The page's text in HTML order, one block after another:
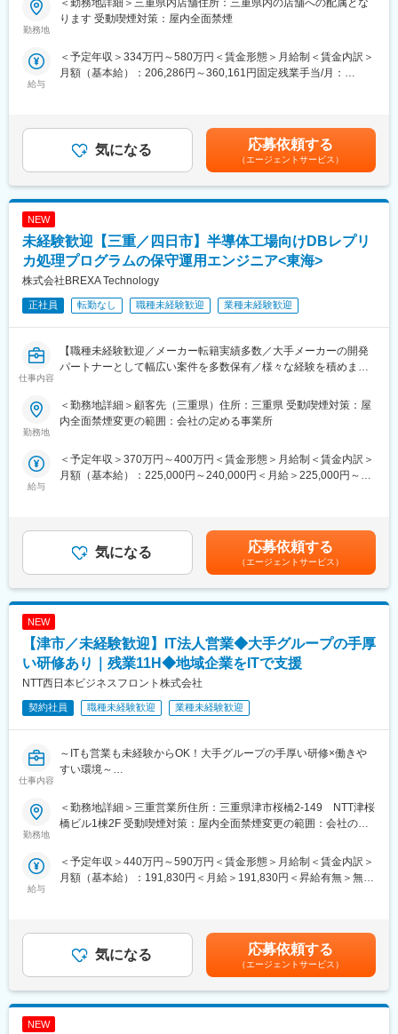
店舗責任者：年収550万円／マネージャー：年収700万円／課長：
＜ 社員の年収例 ＞
年収643万円（月給41万円＋賞与2回／29歳 店長職 経験2年）
年収678万円（月給44万円＋賞与2回／31歳 店長職 経験3年）
月給にプラスして手当が支給。
・エグゼクティブショップディレクター：8万円
・ショップエキスパート・ショップディレクター：6万円
★働き方◎
・有給・連休取得を推進！月に最低1日の有給取得推進
・育休実績：取得率：約95％／復帰率89.1％
・ショップ勤務者 4連休超取得率：86.8％
当社直営のソフトバンクショップで、お客様の受付対応、携帯電
※チームでコミュニケーションを取りながら仕事に取り組んで頂き
ます。
◇店頭ディスプレイづくり
◇店内イベントの企画・実施など
■研修体制充実♪
・約9割が未経験スタート★
安な気持ちはよく理解できます。
あなたが安心できるようしっかりとフォローします！同期入社の
仲間はもちろん、先輩ともいい関係を築いていけるのがベルパー
クの魅力のひとつ。
困った時はすぐに相談し合えて、互いに高め合いながら成長でき
ます！
務知識習得研修のほか、店舗配属後もスキルアップ・レベルアッ
プを支援するツールや環境が整っています。
★ライフイベントへの支援多数★
（1）社員の男女比【47％：53％】で、男女共にバランスよく活
・年休実質128日！
・月1日の有給取得・連続休暇取得を推進中
・時短とフルタイムをミックスして使えます『慣らしフルタイム
制度』あり
（2）ベルパークは東証スタンダード上場企業。全国に300店以上
の店舗を展開し、安定した経営基盤を誇ります。研修体制も充
後もスキルアップ・レベルアップを支援するツールや環境が整っ
ています。
★スキルアップが叶えられる★
年4回の「ソフトバンク認定資格試験」で資格を取得したら、最高
月額8万円（年額96万円）の資格手当を追加支給！
※試験の合格率は87.6％
※会社をあげて合格までしっかりサポートします!
https://note.com/bellpark_saiyou
勤務地
＜勤務地詳細＞三重県内店舗住所：三重県内の店舗への配属とな
ります 受動喫煙対策：屋内全面禁煙
給与
＜予定年収＞334万円～580万円＜賃金形態＞月給制＜賃金内訳＞
月額（基本給）：206,286円～360,161円固定残業手当/月：
トバンク認定資格を取得すると資格手当が追加支給されます。※上
記月収・年収はみなし残業手当含む加えた金額です。賞与：年2回
（6・12月）・昇給：年1回賞与とは別にインセンティブや特別賞
与も支給実績あり（2025年は30万円の追加支給を実施） 賃金は
あくまでも目安の金額であり、選考を通じて上下する可能性があ
気になる 応募依頼する
（エージェントサービス）
NEW
未経験歓迎【三重／四日市】半導体工場向けDBレプリ
カ処理プログラムの保守運用エンジニア<東海>
株式会社BREXA Technology
正社員 転勤なし 職種未経験歓迎 業種未経験歓迎
仕事内容
【職種未経験歓迎／メーカー転籍実績多数／大手メーカーの開発
パートナーとして幅広い案件を多数保有／様々な経験を積めます
方歓迎】
グラムの保守・運用業務。
プログラムは、Java、C言語。
java、C言語
■充実した教育制度／入社後のフォロー体制充実：
◇人事育成制度…これまでのご経験に応じた技術研修の実施や、
ご入社後も様々な研修の受講が可能です。未経験の方であって
◇キャリアサポート制度…定期的にカジュアル形式な面談を行う
ことでストレスレベルを把握するとともに必要に応じて関連部署
と連携し環境を改善。
◇人事考課制度…「頑張ったのに評価されない」を防ぎ、「頑張
った内容を可視化し、ご自身のスキルをいつでも見れる」体制を
構築しています。
■職場環境・魅力：
・平均残業時間：20時間程度
資格取得支援・手当あり、寮・社宅・住宅手当あり、U・Iターン
支援ありなど
変更の範囲：会社の定める業務
勤務地
＜勤務地詳細＞顧客先（三重県）住所：三重県 受動喫煙対策：屋
内全面禁煙変更の範囲：会社の定める事業所
給与
＜予定年収＞370万円～400万円＜賃金形態＞月給制＜賃金内訳＞
月額（基本給）：225,000円～240,000円＜月給＞225,000円～
を通じて上下する可能性があります。月給(月額)は固定手当を含め
た表記です。気になる 応募依頼する
（エージェントサービス）
NEW
【津市／未経験歓迎】IT法人営業◆大手グループの手厚
い研修あり｜残業11H◆地域企業をITで支援
NTT西日本ビジネスフロント株式会社
契約社員 職種未経験歓迎 業種未経験歓迎
仕事内容
～ITも営業も未経験からOK！大手グループの手厚い研修×働きや
すい環境～
営業”として成長
◎手厚い研修を通じて一からスキルを身につけ、地域企業の課題
■職務内容：
NTTビジネスフロントの「顔」として、中堅・中小企業のお客さ
す。
■具体的な仕事の流れ（一例）：
（1）事前準備
ターゲット確認、企業情報のチェック、ヒアリング項目・提案書
の準備
勤務地
＜勤務地詳細＞三重営業所住所：三重県津市桜橋2-149 NTT津桜
橋ビル1棟2F 受動喫煙対策：屋内全面禁煙変更の範囲：会社の定
給与
＜予定年収＞440万円～590万円＜賃金形態＞月給制＜賃金内訳＞
月額（基本給）：191,830円＜月給＞191,830円＜昇給有無＞無＜
B） 440万（2年目：契約社員グレードA） 590万（3年目：リージ
ョナル社員） 620万賃金はあくまでも目安の金額であり、選考を
通じて上下する可能性があります。月給(月額)は固定手当を含めた
表記です。
気になる 応募依頼する
（エージェントサービス）
NEW